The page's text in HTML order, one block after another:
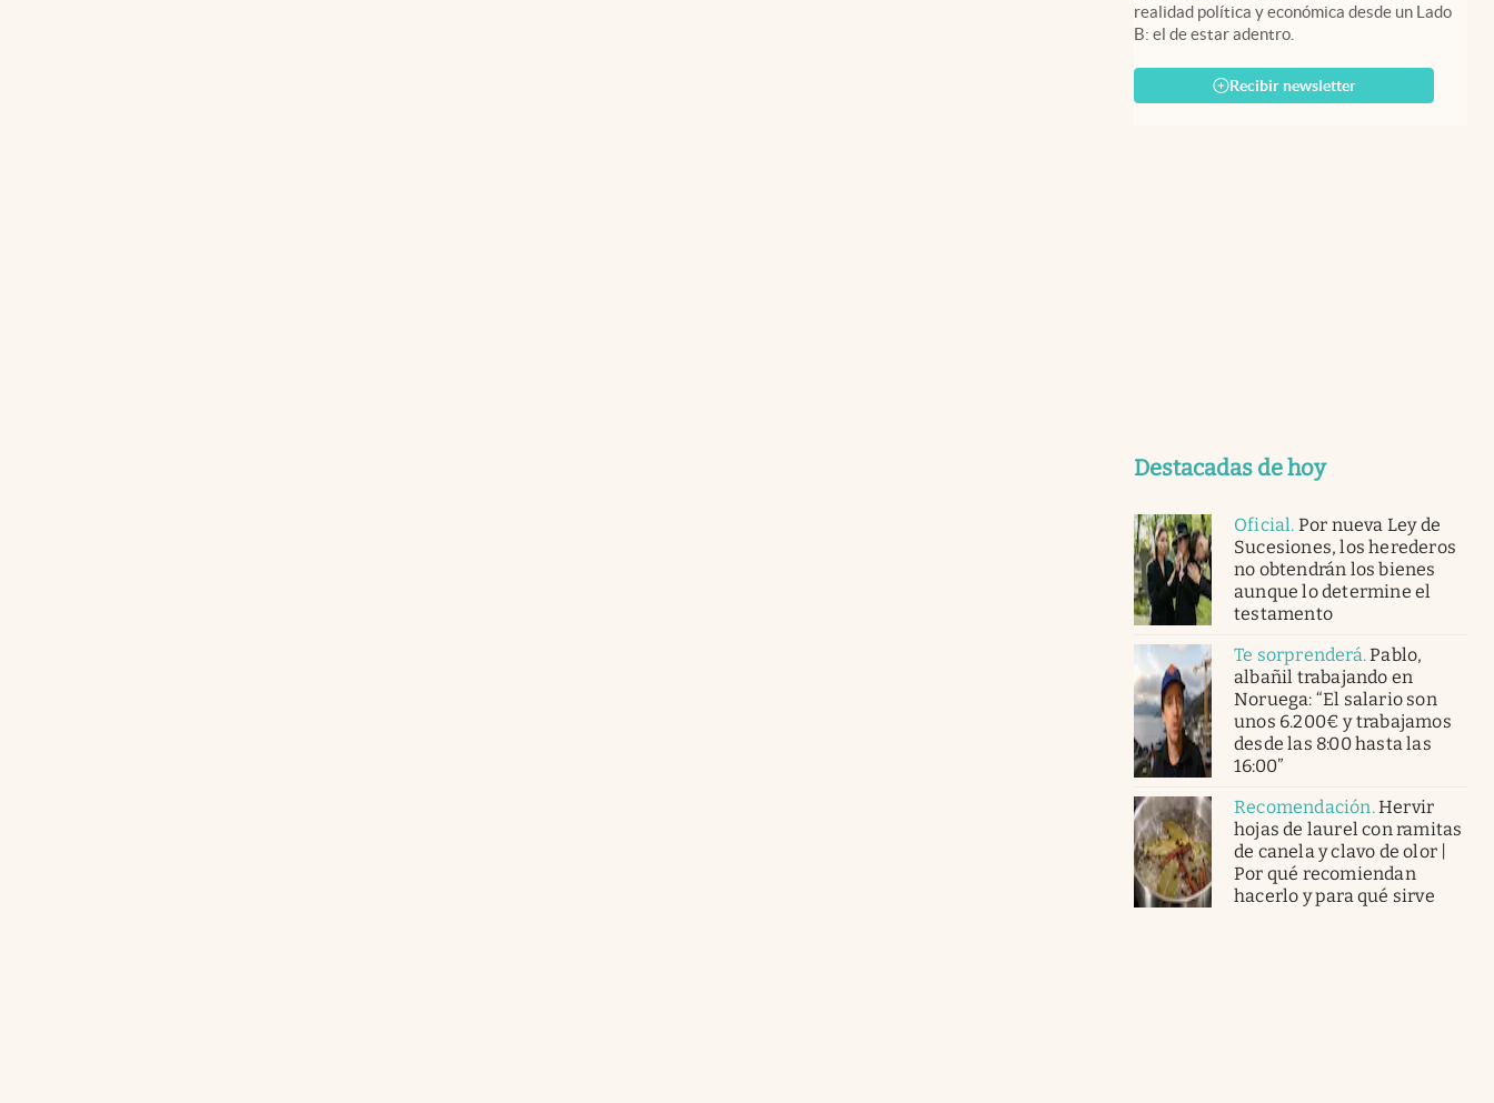
realidad política y económica desde un Lado
B: el de estar adentro.
Recibir newsletter
Destacadas de hoy
Oficial. Por nueva Ley de
Sucesiones, los herederos
no obtendrán los bienes
aunque lo determine el
testamento
Te sorprenderá.Pablo,
albañil trabajando en
Noruega: “El salario son
unos 6.200€ y trabajamos
desde las 8:00 hasta las
16:00”
Recomendación.Hervir
hojas de laurel con ramitas
de canela y clavo de olor |
Por qué recomiendan
hacerlo y para qué sirve